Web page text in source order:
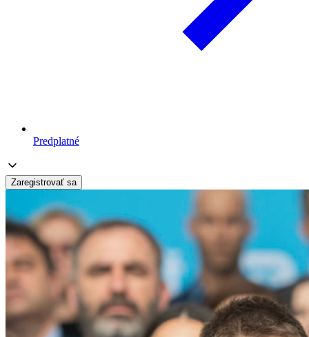
Predplatné
Zaregistrovať sa